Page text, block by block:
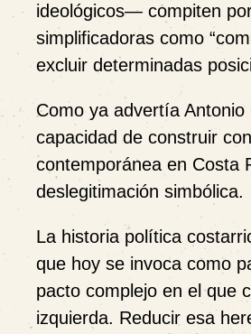
ideológicos— compiten
simplificadoras como
excluir determinadas
Como ya advertía
capacidad de construir
contemporánea en Costa
deslegitimación simbólica.
La historia política
que hoy se invoca como
pacto complejo en el que
izquierda. Reducir esa